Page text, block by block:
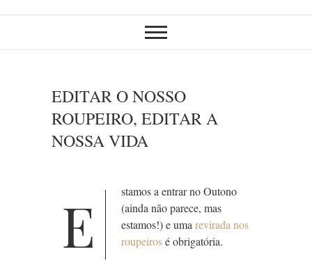
EDITAR O NOSSO
ROUPEIRO, EDITAR A
NOSSA VIDA
E
stamos a entrar no Outono
(ainda não parece, mas
estamos!) e umarevirada nos
roupeirosé obrigatória.